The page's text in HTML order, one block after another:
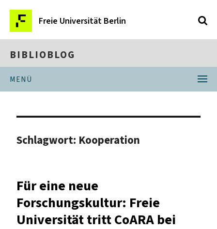
Freie Universität Berlin
BIBLIOBLOG
MENÜ
Schlagwort: Kooperation
Für eine neue
Forschungskultur: Freie
Universität tritt CoARA bei